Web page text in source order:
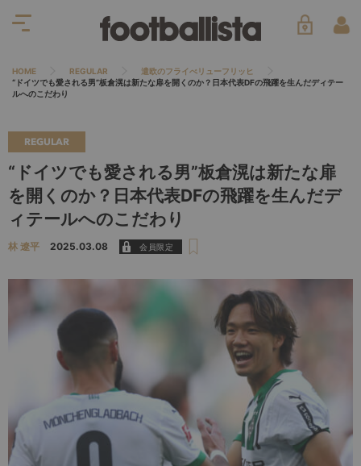
HOME REGULAR
遣欧のフライべリューフリッヒ
“ドイツでも愛される男”板倉滉は新たな扉を開くのか？日本代表DFの飛躍を生んだディテー
ルへのこだわり
REGULAR
“ドイツでも愛される男”板倉滉は新たな扉
を開くのか？日本代表DFの飛躍を生んだデ
ィテールへのこだわり
林 遼平 2025.03.08